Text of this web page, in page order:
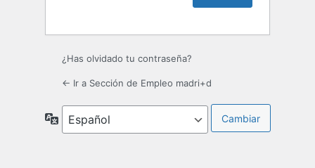
¿Has olvidado tu contraseña?
← Ir a Sección de Empleo madri+d
Idioma